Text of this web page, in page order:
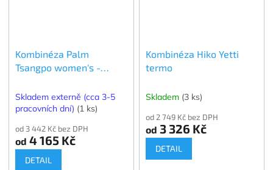
Kombinéza Palm
Tsangpo women's -
Skladem externě (cca 3-5
pracovních dní) (1 ks)
od 3 442 Kč bez DPH
od 4 165 Kč
DETAIL
Kombinéza Hiko Yetti
termo
Skladem (3 ks)
od 2 749 Kč bez DPH
od 3 326 Kč
DETAIL